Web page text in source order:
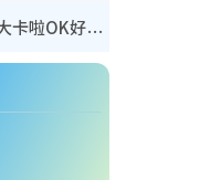
唱K推介2026︱全港13大卡啦OK好去處！最平$36起 日文K都有！(附地址+收費詳情)